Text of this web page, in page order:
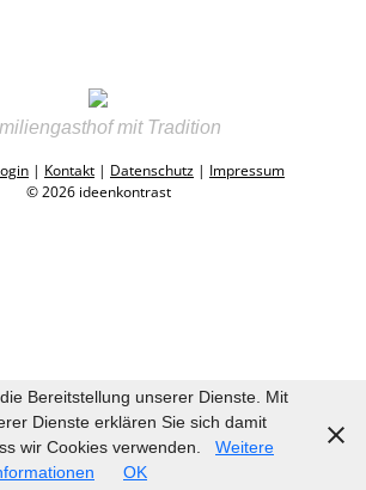
mit Tradition
| Kontakt | Datenschutz | Impressum
© 2026 ideenkontrast
Bereitstellung unserer Dienste. Mit
Dienste erklären Sie sich damit
wir Cookies verwenden.
Weitere
OK